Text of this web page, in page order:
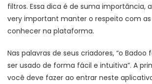
filtros. Essa dica é de suma importância,
very important manter o respeito com as
conhecer na plataforma.
Nas palavras de seus criadores, “o
ser usado de forma fácil e intuitiva”. A
você deve fazer ao entrar neste